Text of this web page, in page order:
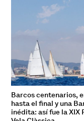
Barcos centenarios,
hasta el final y una
inédita: así fue la XIX